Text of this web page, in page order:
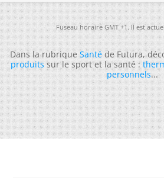
Fuseau horaire GMT +1. Il est
Dans la rubriqueSantéde Futura,
produitssur le sport et la santé :
personnels...